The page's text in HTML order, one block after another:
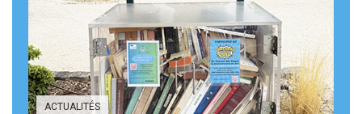
Sortir à Ste Gen’
ACTUALITÉS